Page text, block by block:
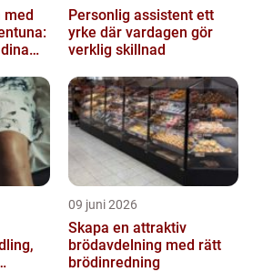
med
Personlig assistent ett
yrke där vardagen gör
verklig skillnad
09 juni 2026
Skapa en attraktiv
brödavdelning med rätt
brödinredning